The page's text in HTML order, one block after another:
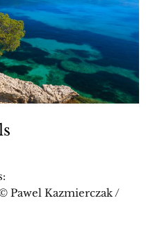
Pawel Kazmierczak /